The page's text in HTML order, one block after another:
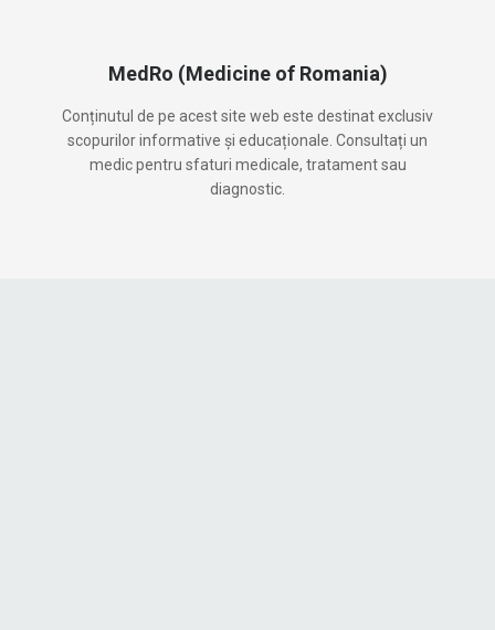
MedRo (Medicine of Romania)
Conținutul de pe acest site web este destinat exclusiv
scopurilor informative și educaționale. Consultați un
medic pentru sfaturi medicale, tratament sau
diagnostic.